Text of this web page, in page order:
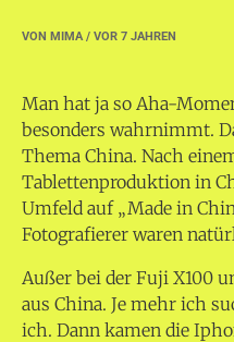
VON MIMA/ VOR 7 JAHREN
Man hat ja so Aha-
besonders wahrnimmt.
Thema China. Nach
Tablettenproduktion in
Umfeld auf „Made in
Fotografierer waren
Außer bei der Fuji X100
aus China. Je mehr ich
ich. Dann kamen die